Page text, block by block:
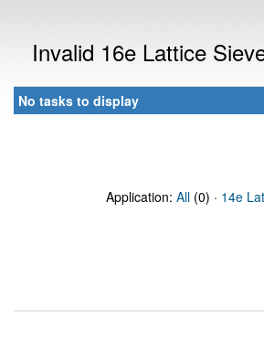
Invalid 16e Lattice
No tasks to display
Application: All (0) · 14e